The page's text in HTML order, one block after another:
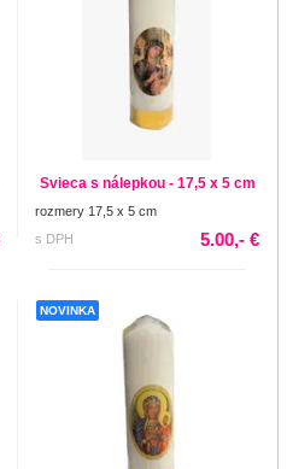
Svieca s nálepkou - 17,5 x 5 cm
rozmery 17,5 x 5 cm
s DPH
5.00,- €
NOVINKA